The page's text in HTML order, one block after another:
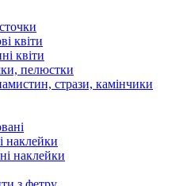
квіти
квіти
пелюстки
стрази, камінчики
наклейки
наклейки